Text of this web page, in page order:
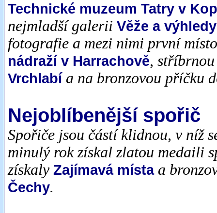
Technické muzeum Tatry v
nejmladší galerii Věže a
fotografie a mezi nimi první
nádraží v Harrachově,
Vrchlabía na bronzovou příčku
Nejoblíbenější spořič
Spořiče jsou částí klidnou, v níž
minulý rok získal zlatou medaili
získaly Zajímavá místaa
Čechy.